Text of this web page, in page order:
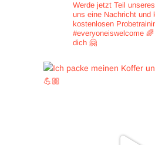
Werde jetzt Teil
uns eine Nachricht und
kostenlosen
#everyoneiswelcome 🌈
dich 🤗